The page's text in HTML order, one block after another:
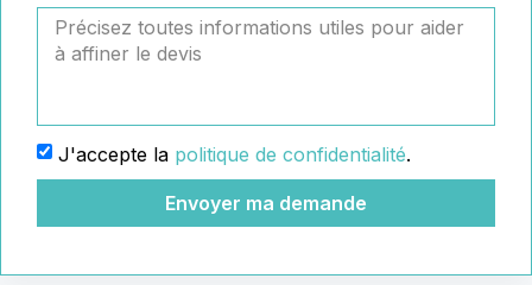
J'accepte la politique de confidentialité.
Envoyer ma demande